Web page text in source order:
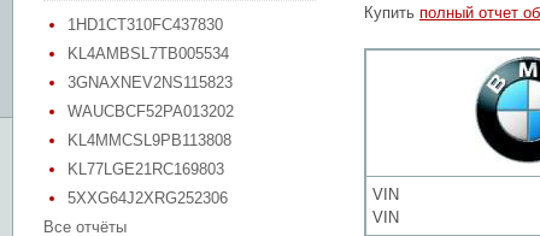
1HD1CT310FC437830
KL4AMBSL7TB005534
3GNAXNEV2NS115823
WAUCBCF52PA013202
KL4MMCSL9PB113808
KL77LGE21RC169803
5XXG64J2XRG252306
Все отчёты
Купить полный отчет
VIN
VIN